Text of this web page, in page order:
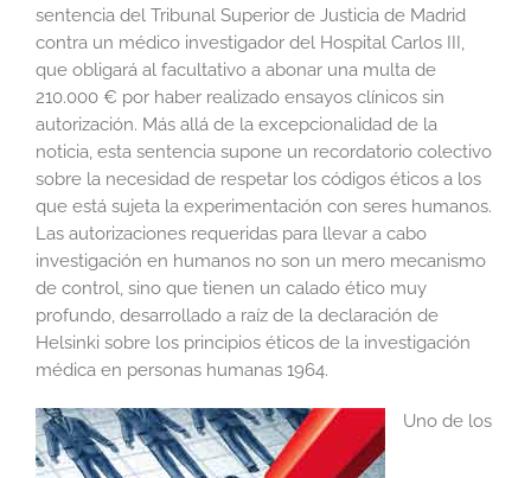
sentencia del Tribunal Superior de Justicia de Madrid
contra un médico investigador del Hospital Carlos III,
que obligará al facultativo a abonar una multa de
210.000 € por haber realizado ensayos clínicos sin
autorización. Más allá de la excepcionalidad de la
noticia, esta sentencia supone un recordatorio colectivo
sobre la necesidad de respetar los códigos éticos a los
que está sujeta la experimentación con seres humanos.
Las autorizaciones requeridas para llevar a cabo
investigación en humanos no son un mero mecanismo
de control, sino que tienen un calado ético muy
profundo, desarrollado a raíz de la declaración de
Helsinki sobre los principios éticos de la investigación
médica en personas humanas 1964.
Uno de los